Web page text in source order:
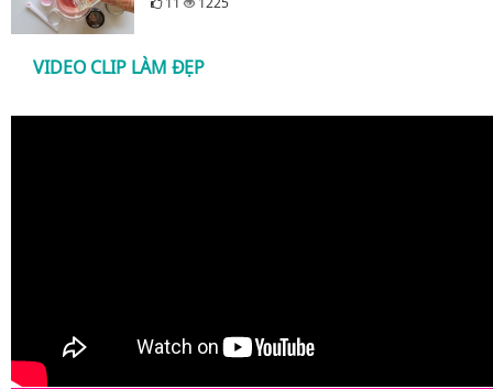
VIDEO CLIP LÀM ĐẸP